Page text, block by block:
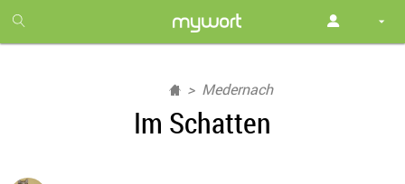
month
free
Medernach
Im Schatten